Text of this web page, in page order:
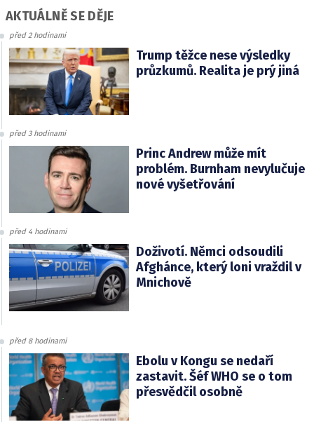
AKTUÁLNĚ SE DĚJE
před 2 hodinami
Trump těžce nese výsledky
průzkumů. Realita je prý jiná
před 3 hodinami
Princ Andrew může mít
problém. Burnham nevylučuje
nové vyšetřování
před 4 hodinami
Doživotí. Němci odsoudili
Afghánce, který loni vraždil v
Mnichově
před 8 hodinami
Ebolu v Kongu se nedaří
zastavit. Šéf WHO se o tom
přesvědčil osobně